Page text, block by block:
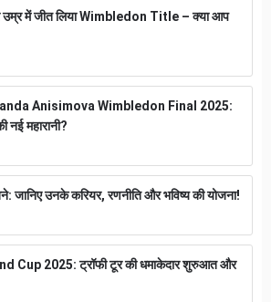
में जीत लिया Wimbledon Title – क्या आप
Anisimova Wimbledon Final 2025:
नई महारानी?
जानिए उनके करियर, रणनीति और भविष्य की योजना!
Cup 2025: ट्रॉफी टूर की धमाकेदार शुरुआत और